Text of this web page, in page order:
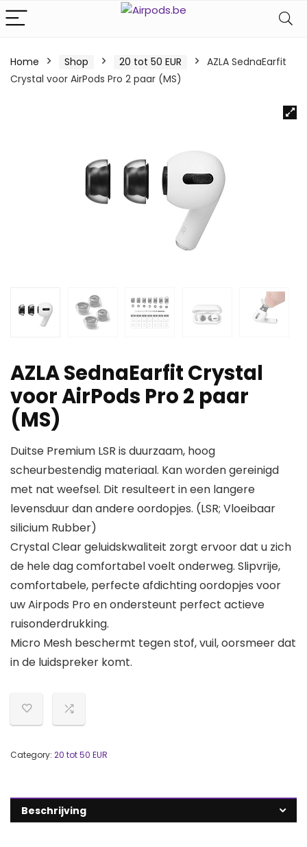
Home Shop 20 tot 50 EUR
AZLA SednaEarfit
Crystal voor AirPods Pro 2 paar (MS)
AZLA SednaEarfit Crystal
voor AirPods Pro 2 paar
(MS)
Duitse Premium LSR is duurzaam, hoog
scheurbestendig materiaal. Kan worden gereinigd
met nat weefsel. Dit resulteert in een langere
levensduur dan andere oordopjes. (LSR; Vloeibaar
silicium Rubber)
Crystal Clear geluidskwaliteit zorgt ervoor dat u zich
de hele dag comfortabel voelt onderweg. Slipvrije,
comfortabele, perfecte afdichting oordopjes voor
uw Airpods Pro en ondersteunt perfect actieve
ruisonderdrukking.
Micro Mesh beschermt tegen stof, vuil, oorsmeer dat
in de luidspreker komt.
Category: 20 tot 50 EUR
Beschrijving